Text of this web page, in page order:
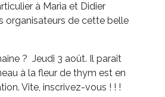
à Maria et Didier
organisateurs de cette belle
? Jeudi 3 août. Il paraît
à la fleur de thym est en
Vite, inscrivez-vous ! ! !